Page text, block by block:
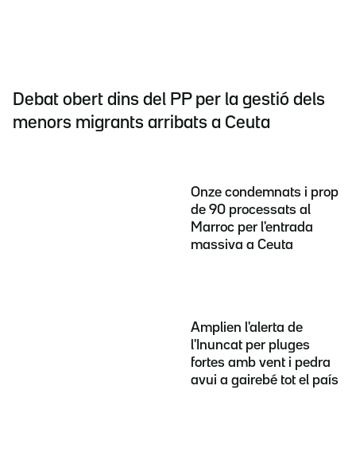
Debat obert dins del PP per la gestió dels
menors migrants arribats a Ceuta
Onze condemnats i prop
de 90 processats al
Marroc per l'entrada
massiva a Ceuta
Amplien l'alerta de
l'Inuncat per pluges
fortes amb vent i pedra
avui a gairebé tot el país